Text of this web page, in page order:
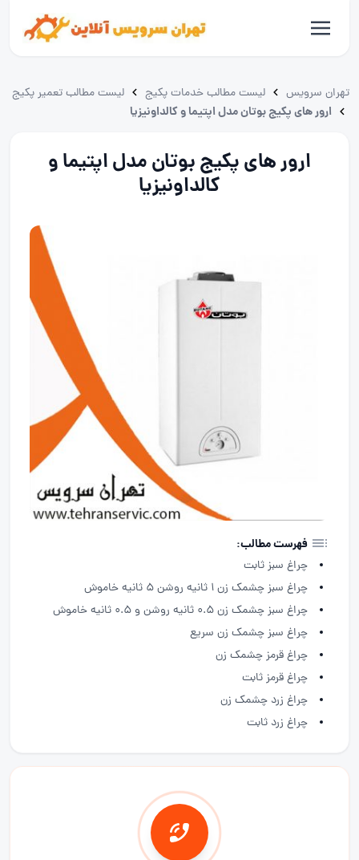
تهران سرویس لیست مطالب خدمات پکیج لیست مطالب تعمیر پکیج
ارور های پکیج بوتان مدل اپتیما و کالداونیزیا
ارور های پکیج بوتان مدل اپتیما و
کالداونیزیا
فهرست مطالب:
چراغ سبز ثابت
چراغ سبز چشمک زن 1 ثانیه روشن 5 ثانیه خاموش
چراغ سبز چشمک زن 0.5 ثانیه روشن و 0.5 ثانیه خاموش
چراغ سبز چشمک زن سریع
چراغ قرمز چشمک زن
چراغ قرمز ثابت
چراغ زرد چشمک زن
چراغ زرد ثابت